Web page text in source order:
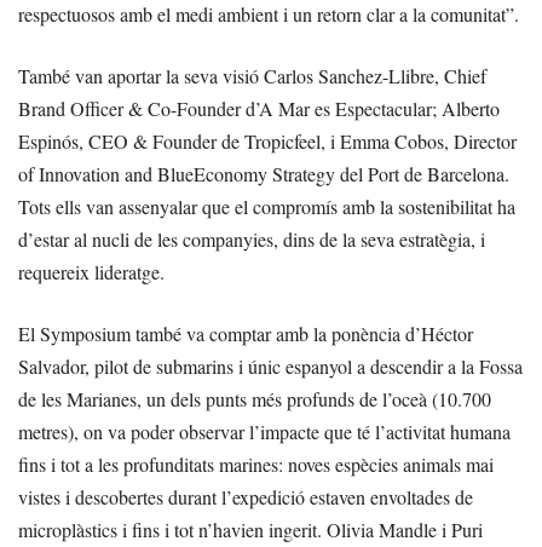
respectuosos amb el medi ambient i un retorn clar a la comunitat”.
També van aportar la seva visió Carlos Sanchez-Llibre, Chief
Brand Officer & Co-Founder d’A Mar es Espectacular; Alberto
Espinós, CEO & Founder de Tropicfeel, i Emma Cobos, Director
of Innovation and BlueEconomy Strategy del Port de Barcelona.
Tots ells van assenyalar que el compromís amb la sostenibilitat ha
d’estar al nucli de les companyies, dins de la seva estratègia, i
requereix lideratge.
El Symposium també va comptar amb la ponència d’Héctor
Salvador, pilot de submarins i únic espanyol a descendir a la Fossa
de les Marianes, un dels punts més profunds de l’oceà (10.700
metres), on va poder observar l’impacte que té l’activitat humana
fins i tot a les profunditats marines: noves espècies animals mai
vistes i descobertes durant l’expedició estaven envoltades de
microplàstics i fins i tot n’havien ingerit. Olivia Mandle i Puri